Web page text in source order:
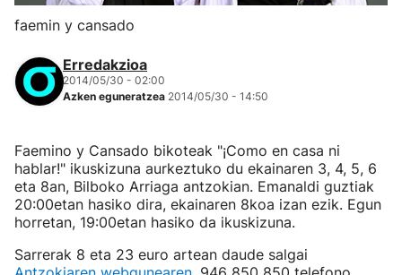
faemin y cansado
Erredakzioa
2014/05/30 - 02:00
Azken eguneratzea 2014/05/30 - 14:50
Faemino y Cansado bikoteak "¡Como en casa ni
hablar!" ikuskizuna aurkeztuko du ekainaren 3, 4, 5, 6
eta 8an, Bilboko Arriaga antzokian. Emanaldi guztiak
20:00etan hasiko dira, ekainaren 8koa izan ezik. Egun
horretan, 19:00etan hasiko da ikuskizuna.
Sarrerak 8 eta 23 euro artean daude salgai